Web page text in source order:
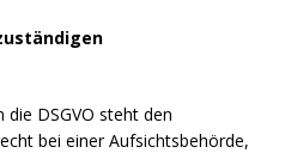
DSGVO steht den
bei einer Aufsichtsbehörde,